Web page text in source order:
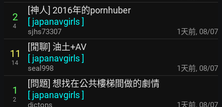
2
4
[神人] 2016年的pornhuber
[ japanavgirls]
sjhs73307 1天前, 08/07
11
14
[閒聊] 油土+AV
[ japanavgirls]
seal998 1天前, 08/07
1
2
[問題] 想找在公共樓梯間做的劇情
[ japanavgirls]
dictons 1天前, 08/07